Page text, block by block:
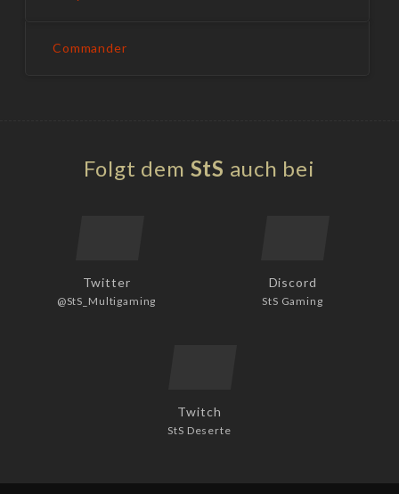
Commander
Folgt dem StS auch bei
Twitter
@StS_Multigaming
Discord
StS Gaming
Twitch
StS Deserte